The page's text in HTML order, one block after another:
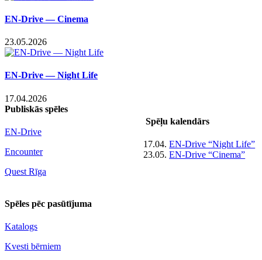
EN-Drive — Cinema
23.05.2026
EN-Drive — Night Life
17.04.2026
Spēļu kalendārs
17.04.EN-Drive “Night Life”
23.05.EN-Drive “Cinema”
Publiskās spēles
EN-Drive
Encounter
Quest Rīga
Spēles pēc pasūtījuma
Katalogs
Kvesti bērniem